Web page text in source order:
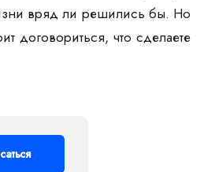
вряд ли решились бы. Но
договориться, что сделаете